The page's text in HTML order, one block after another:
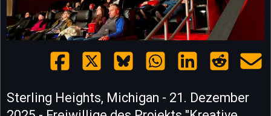
Sterling Heights, Michigan - 21. Dezember